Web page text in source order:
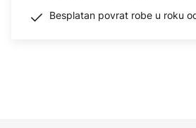
Besplatan povrat robe u roku